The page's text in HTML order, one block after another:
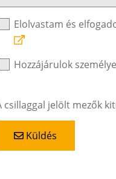
Elolvastam és
Hozzájárulok
csillaggal jelölt mezők
Küldés